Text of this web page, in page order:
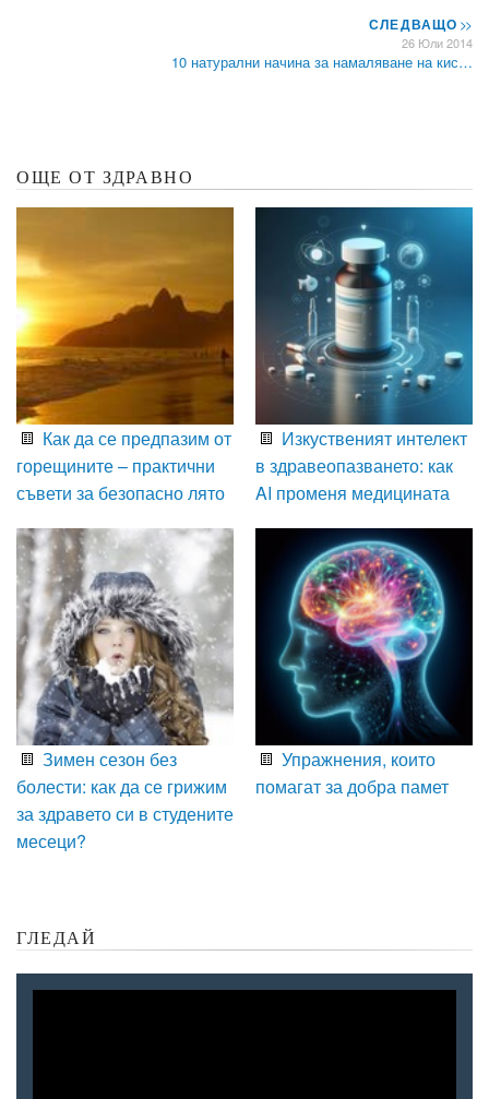
СЛЕДВАЩО>>
26 Юли 2014
10 натурални начина за намаляване на кис…
ОЩЕ ОТ ЗДРАВНО
Как да се предпазим от
горещините – практични
съвети за безопасно лято
Изкуственият интелект
в здравеопазването: как
AI променя медицината
Зимен сезон без
болести: как да се грижим
за здравето си в студените
месеци?
Упражнения, които
помагат за добра памет
ГЛЕДАЙ